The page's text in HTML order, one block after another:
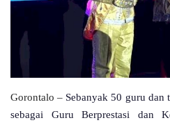
Gorontalo – Sebanyak 50 guru dan
sebagai Guru Berprestasi dan